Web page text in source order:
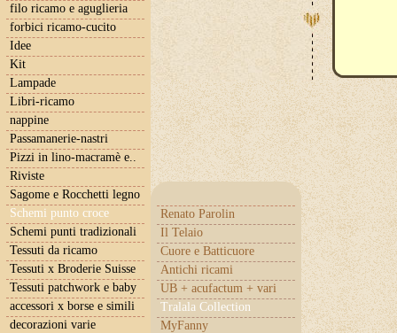
filo ricamo e aguglieria
forbici ricamo-cucito
Idee
Kit
Lampade
Libri-ricamo
nappine
Passamanerie-nastri
Pizzi in lino-macramè e..
Riviste
Sagome e Rocchetti legno
Schemi punto croce
Renato Parolin
Il Telaio
Cuore e Batticuore
Antichi ricami
UB + acufactum + vari
Tralala Collection
MyFanny
Schemi punti tradizionali
Tessuti da ricamo
Tessuti x Broderie Suisse
Tessuti patchwork e baby
accessori x borse e simili
decorazioni varie